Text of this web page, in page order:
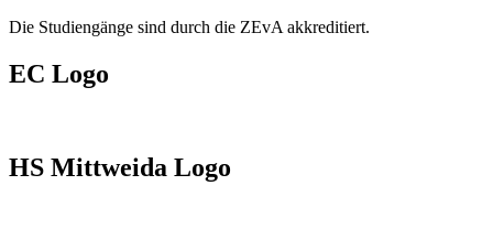
Die Studiengänge sind durch die ZEvA akkreditiert.
EC Logo
HS Mittweida Logo